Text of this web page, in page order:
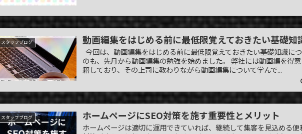
スタッフブログ 動画編集をはじめる前に最低限覚えておきたい基礎知
今回は、動画編集をはじめる前に最低限覚えておきたい基礎知識に
のも、先月から動画編集の勉強を始めました。 弊社には動画編を得
籍しており、その上司に教わりながら動画編集について学んで...
スタッフブログ ホームページにSEO対策を施す重要性とメリット
ホームページは適切に運用できていれば、継続して集客を見込める